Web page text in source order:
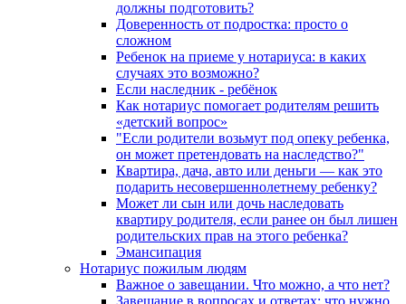
должны подготовить?
Доверенность от подростка: просто о
сложном
Ребенок на приеме у нотариуса: в каких
случаях это возможно?
Если наследник - ребёнок
Как нотариус помогает родителям решить
«детский вопрос»
"Если родители возьмут под опеку ребенка,
он может претендовать на наследство?"
Квартира, дача, авто или деньги — как это
подарить несовершеннолетнему ребенку?
Может ли сын или дочь наследовать
квартиру родителя, если ранее он был лишен
родительских прав на этого ребенка?
Эмансипация
Нотариус пожилым людям
Важное о завещании. Что можно, а что нет?
Завещание в вопросах и ответах: что нужно